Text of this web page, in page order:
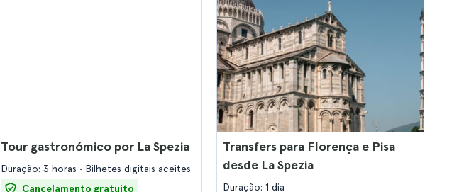
Tour gastronómico por La Spezia
Duração: 3 horas
Bilhetes digitais aceites
Cancelamento gratuito
Transfers para Florença e Pisa
desde La Spezia
Duração: 1 dia